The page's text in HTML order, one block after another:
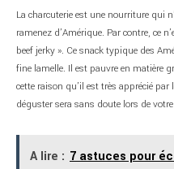
La charcuterie est une nourriture qui
ramenez d’Amérique. Par contre, ce
beef jerky ». Ce snack typique des
fine lamelle. Il est pauvre en matière
cette raison qu’il est très apprécié
déguster sera sans doute lors de votre
A lire : 7 astuces pour